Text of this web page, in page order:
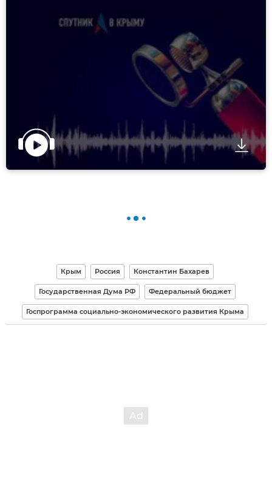
Крым Россия Константин Бахарев
Государственная Дума РФ Федеральный бюджет
Госпрограмма социально-экономического развития Крыма